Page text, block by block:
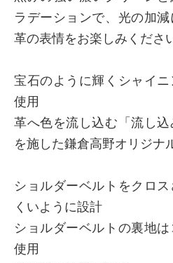
ラデーションで、光の加
革の表情をお楽しみくださ
宝石のように輝くシャイ
使用
革へ色を流し込む「流し
を施した鎌倉高野オリジナ
ショルダーベルトをクロ
くいように設計
ショルダーベルトの裏地
使用